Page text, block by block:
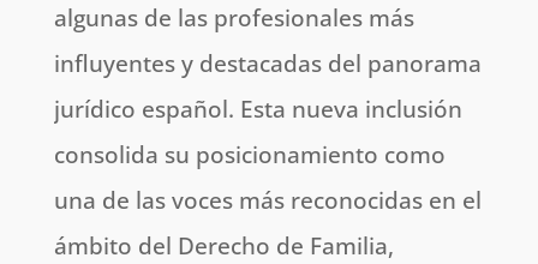
algunas de las profesionales más
influyentes y destacadas del panorama
jurídico español. Esta nueva inclusión
consolida su posicionamiento como
una de las voces más reconocidas en el
ámbito del Derecho de Familia,